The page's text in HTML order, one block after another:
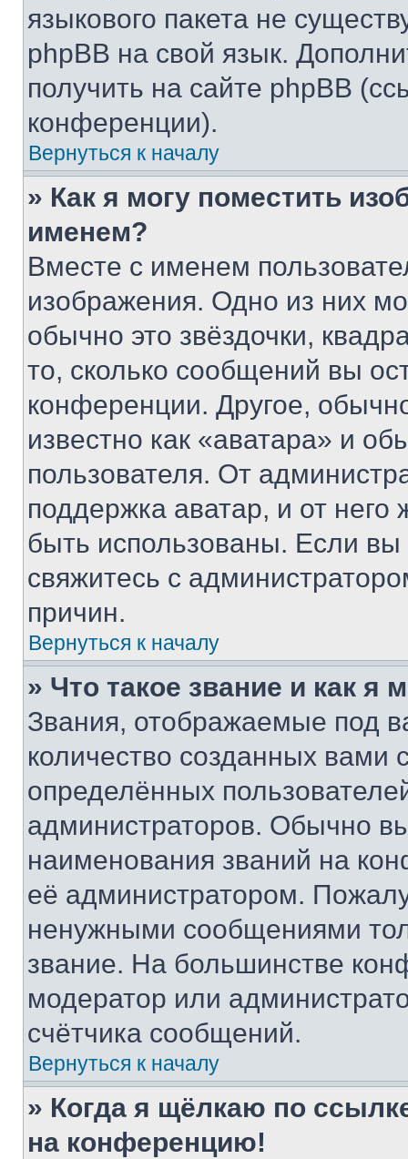
языкового пакета не
phpBB на свой язык.
получить на сайте phpBB
конференции).
Вернуться к началу
» Как я могу поместить
именем?
Вместе с именем
изображения. Одно из них
обычно это звёздочки,
то, сколько сообщений вы
конференции. Другое,
известно как «аватара» и
пользователя. От
поддержка аватар, и от него
быть использованы. Если
свяжитесь с
причин.
Вернуться к началу
» Что такое звание и как я
Звания, отображаемые под
количество созданных
определённых
администраторов. Обычно
наименования званий на
её администратором.
ненужными сообщениями
звание. На большинстве
модератор или
счётчика сообщений.
Вернуться к началу
» Когда я щёлкаю по
на конференцию!